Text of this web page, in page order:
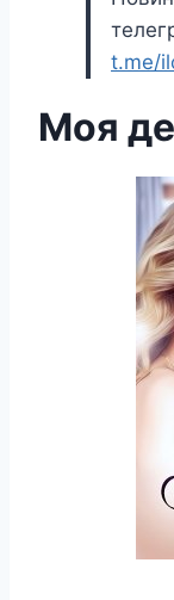
t.me/
Моя